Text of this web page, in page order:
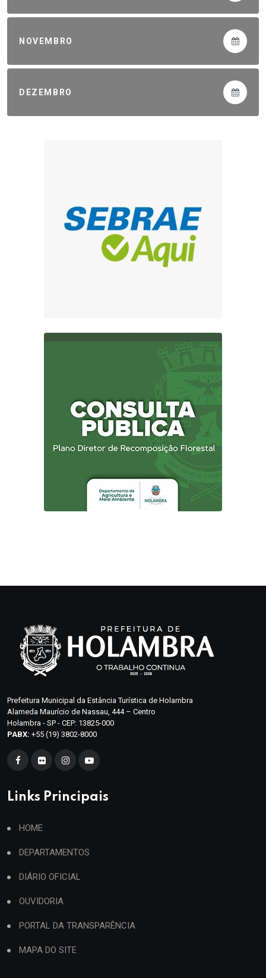
NOVEMBRO
DEZEMBRO
Prefeitura Municipal da Estância Turística de Holambra
Alameda Maurício de Nassau, 444 – Centro
Holambra - SP - CEP: 13825-000
PABX: +55 (19) 3802-8000
Links Principais
HOME
DEPARTAMENTOS
DIÁRIO OFICIAL
OUVIDORIA
PORTAL DA TRANSPARÊNCIA
MAPA DO SITE